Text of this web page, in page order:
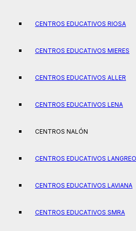
CENTROS EDUCATIVOS RIOSA
CENTROS EDUCATIVOS MIERES
CENTROS EDUCATIVOS ALLER
CENTROS EDUCATIVOS LENA
CENTROS NALÓN
CENTROS EDUCATIVOS LANGREO
CENTROS EDUCATIVOS LAVIANA
CENTROS EDUCATIVOS SMRA